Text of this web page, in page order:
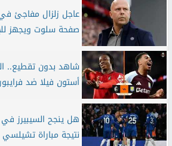
عاجل زلزال مفاجئ
صفحة سلوت ويجهز
شاهد بدون تقطيع..
أستون فيلا ضد
هل ينجح السيبيرز
نتيجة مباراة